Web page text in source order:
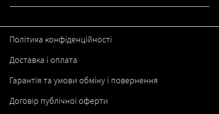
Доставка і оплата
Політика конфіденційності
Договір публічної оферти
Гарантія та умови обміну і повернення